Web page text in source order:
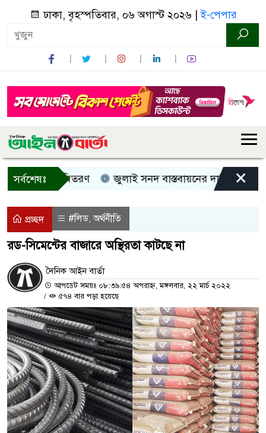
ঢাকা, বৃহস্পতিবার, ০৬ অগাস্ট ২০২৬ |ই-পেপার
সর্বশেষঃ
সহায়তা বিতরণ জুলাই সনদ বাস্তবায়নের দাবিতে ×
প্রচ্ছদ #লিড,অর্থনীতি
রড-সিমেন্টের বাজারে অস্থিরতা কাটছে না
দৈনিক আইন বার্তা
আপডেট সময়ঃ ০৮:৩৯:৫৪ অপরাহ্ন, মঙ্গলবার, ২২ মার্চ ২০২২
/
৫৭৪ বার পড়া হয়েছে